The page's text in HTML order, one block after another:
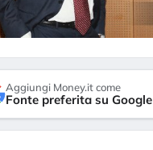
Aggiungi Money.it come
Fonte preferita su Google